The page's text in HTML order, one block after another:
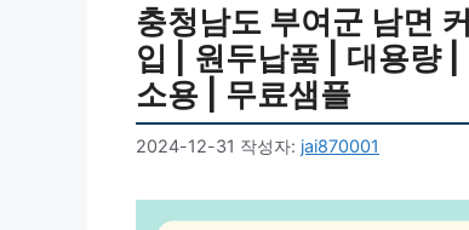
충청남도 부여군 남면
입 | 원두납품 | 대용량
소용 | 무료샘플
2024-12-31 작성자: jai870001